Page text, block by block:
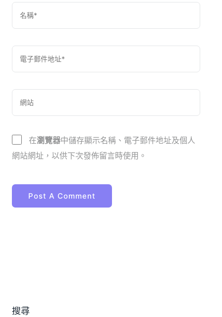
在瀏覽器中儲存顯示名稱、電子郵件地址及個人
網站網址，以供下次發佈留言時使用。
搜尋